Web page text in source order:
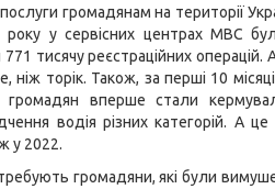
послуги громадянам на території
року у сервісних центрах МВС
тисячу реєстраційних операцій.
ніж торік. Також, за перші 10
громадян вперше стали
водія різних категорій. А
у 2022.
громадяни, які були